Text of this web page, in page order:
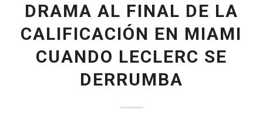
DRAMA AL FINAL DE LA
CALIFICACIÓN EN MIAMI
CUANDO LECLERC SE
DERRUMBA